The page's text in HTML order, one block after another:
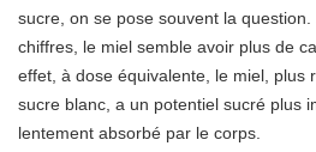
sucre, on se pose souvent la
chiffres, le miel semble avoir plus de
effet, à dose équivalente, le miel, plus
sucre blanc, a un potentiel sucré plus
lentement absorbé par le corps.